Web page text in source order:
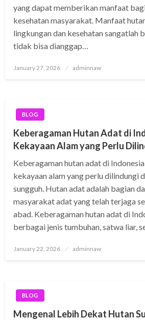
yang dapat memberikan manfaat
kesehatan masyarakat. Manfaat
lingkungan dan kesehatan sangatlah
tidak bisa dianggap…
Posted
January 27, 2026 adminnaw
BLOG
Keberagaman Hutan Adat di
Kekayaan Alam yang Perlu
Keberagaman hutan adat di
kekayaan alam yang perlu dilindungi
sungguh. Hutan adat adalah bagian
masyarakat adat yang telah terjaga
abad. Keberagaman hutan adat di
berbagai jenis tumbuhan, satwa liar,
Posted
January 22, 2026 adminnaw
BLOG
Mengenal Lebih Dekat Hutan